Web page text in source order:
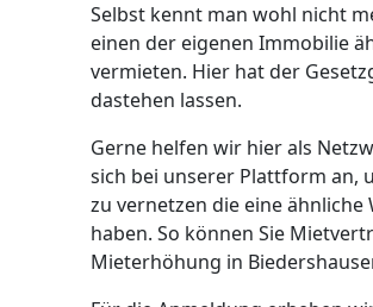
Selbst kennt man wohl nicht
einen der eigenen Immobilie
vermieten. Hier hat der
dastehen lassen.
Gerne helfen wir hier als
sich bei unserer Plattform an,
zu vernetzen die eine
haben. So können Sie
Mieterhöhung in